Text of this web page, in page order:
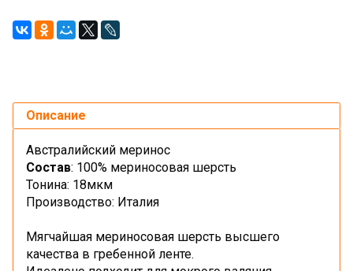
Описание
Австралийский меринос
Состав: 100% мериносовая шерсть
Тонина: 18мкм
Производство: Италия
Мягчайшая мериносовая шерсть высшего
качества в гребенной ленте.